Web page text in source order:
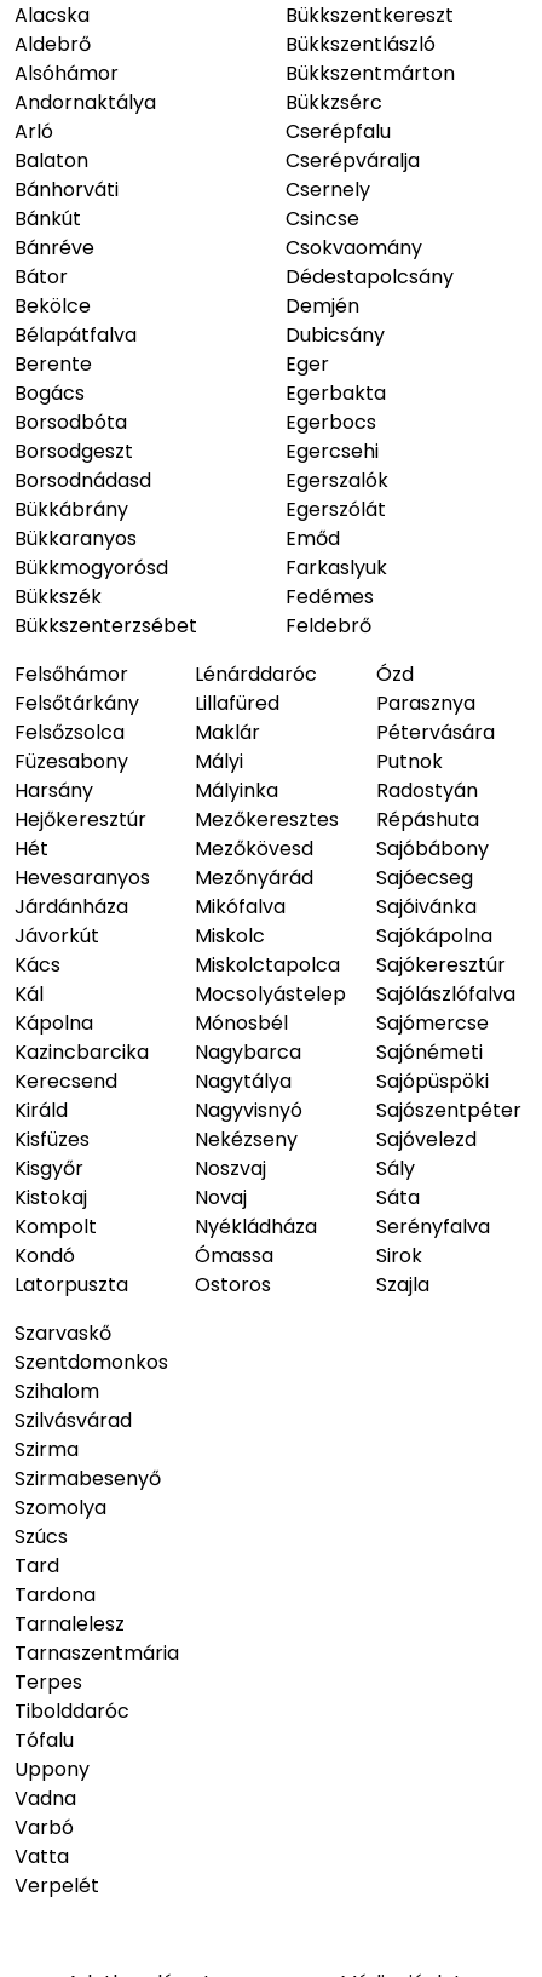
Alacska
Aldebrő
Alsóhámor
Andornaktálya
Arló
Balaton
Bánhorváti
Bánkút
Bánréve
Bátor
Bekölce
Bélapátfalva
Berente
Bogács
Borsodbóta
Borsodgeszt
Borsodnádasd
Bükkábrány
Bükkaranyos
Bükkmogyorósd
Bükkszék
Bükkszenterzsébet
Bükkszentkereszt
Bükkszentlászló
Bükkszentmárton
Bükkzsérc
Cserépfalu
Cserépváralja
Csernely
Csincse
Csokvaomány
Dédestapolcsány
Demjén
Dubicsány
Eger
Egerbakta
Egerbocs
Egercsehi
Egerszalók
Egerszólát
Emőd
Farkaslyuk
Fedémes
Feldebrő
Felsőhámor
Felsőtárkány
Felsőzsolca
Füzesabony
Harsány
Hejőkeresztúr
Hét
Hevesaranyos
Járdánháza
Jávorkút
Kács
Kál
Kápolna
Kazincbarcika
Kerecsend
Királd
Kisfüzes
Kisgyőr
Kistokaj
Kompolt
Kondó
Latorpuszta
Lénárddaróc
Lillafüred
Maklár
Mályi
Mályinka
Mezőkeresztes
Mezőkövesd
Mezőnyárád
Mikófalva
Miskolc
Miskolctapolca
Mocsolyástelep
Mónosbél
Nagybarca
Nagytálya
Nagyvisnyó
Nekézseny
Noszvaj
Novaj
Nyékládháza
Ómassa
Ostoros
Ózd
Parasznya
Pétervására
Putnok
Radostyán
Répáshuta
Sajóbábony
Sajóecseg
Sajóivánka
Sajókápolna
Sajókeresztúr
Sajólászlófalva
Sajómercse
Sajónémeti
Sajópüspöki
Sajószentpéter
Sajóvelezd
Sály
Sáta
Serényfalva
Sirok
Szajla
Szarvaskő
Szentdomonkos
Szihalom
Szilvásvárad
Szirma
Szirmabesenyő
Szomolya
Szúcs
Tard
Tardona
Tarnalelesz
Tarnaszentmária
Terpes
Tibolddaróc
Tófalu
Uppony
Vadna
Varbó
Vatta
Verpelét